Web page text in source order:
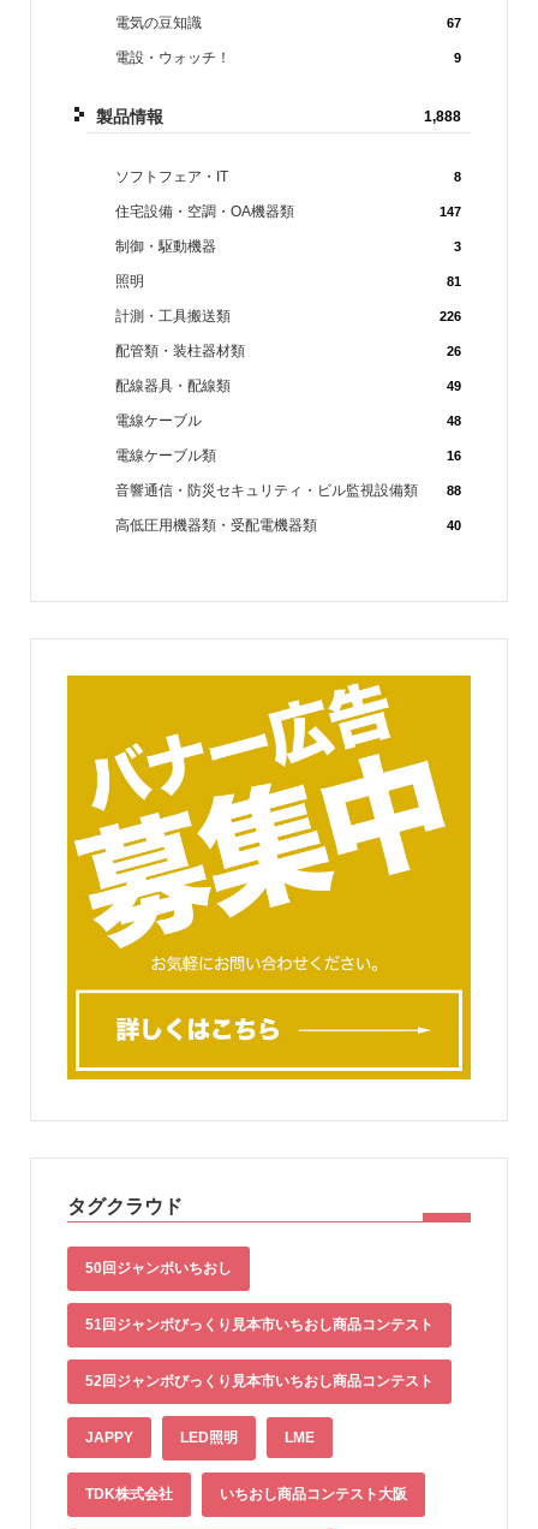
電気の豆知識 67
電設・ウォッチ！ 9
製品情報 1,888
ソフトフェア・IT 8
住宅設備・空調・OA機器類 147
制御・駆動機器 3
照明 81
計測・工具搬送類 226
配管類・装柱器材類 26
配線器具・配線類 49
電線ケーブル 48
電線ケーブル類 16
音響通信・防災セキュリティ・ビル監視設備類 88
高低圧用機器類・受配電機器類 40
タグクラウド
50回ジャンボいちおし
51回ジャンボびっくり見本市いちおし商品コンテスト
52回ジャンボびっくり見本市いちおし商品コンテスト
JAPPY LED照明 LME
TDK株式会社 いちおし商品コンテスト大阪